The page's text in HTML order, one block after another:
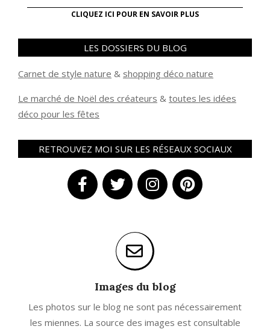
CLIQUEZ ICI POUR EN SAVOIR PLUS
LES DOSSIERS DU BLOG
Carnet de style nature & shopping déco nature
Le marché de Noël des créateurs & toutes les idées
déco pour les fêtes
RETROUVEZ MOI SUR LES RÉSEAUX SOCIAUX
Images du blog
Les photos sur le blog ne sont pas nécessairement
les miennes. La source des images est consultable